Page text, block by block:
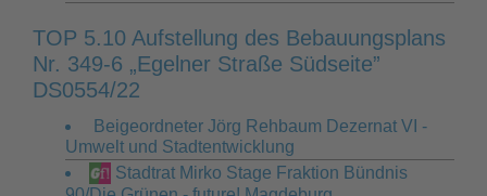
TOP 5.10 Aufstellung des Bebauungsplans
Nr. 349-6 „Egelner Straße Südseite”
DS0554/22
Beigeordneter Jörg Rehbaum Dezernat VI -
Umwelt und Stadtentwicklung
Stadtrat Mirko Stage Fraktion Bündnis